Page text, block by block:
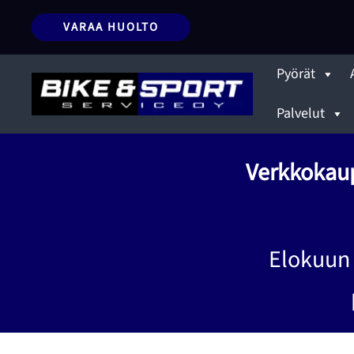
sisältöön
VARAA HUOLTO
Pyörät
Palvelut